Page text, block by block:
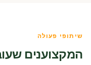
שיתופי פעולה
המקצוענים